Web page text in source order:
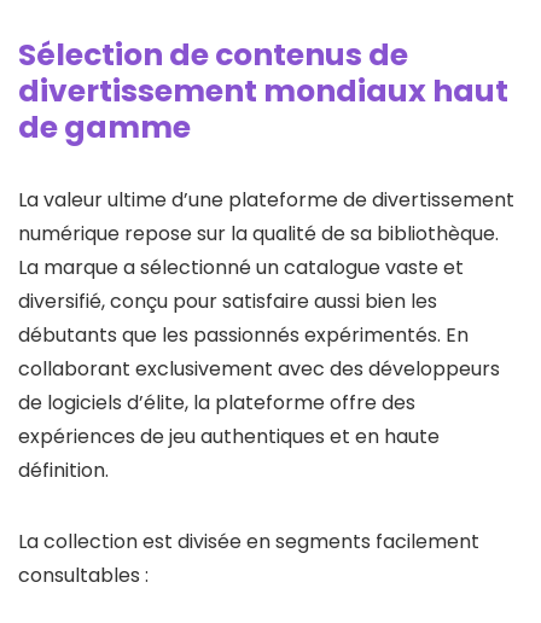
Sélection de contenus de
divertissement mondiaux haut
de gamme
La valeur ultime d’une plateforme de divertissement
numérique repose sur la qualité de sa bibliothèque.
La marque a sélectionné un catalogue vaste et
diversifié, conçu pour satisfaire aussi bien les
débutants que les passionnés expérimentés. En
collaborant exclusivement avec des développeurs
de logiciels d’élite, la plateforme offre des
expériences de jeu authentiques et en haute
définition.
La collection est divisée en segments facilement
consultables :